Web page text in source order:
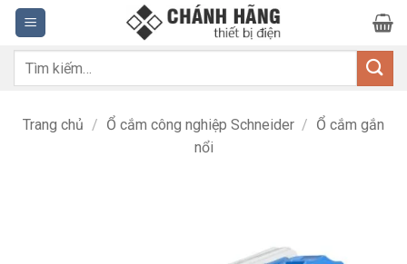
Bỏ
qua
nội
dung
Tìm
Trang chủ / Ổ cắm công nghiệp Schneider / Ổ cắm gắn
nổi